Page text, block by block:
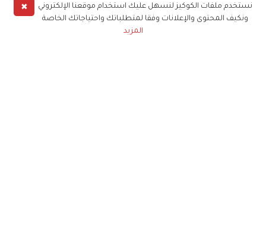
✖
نستخدم ملفات الكوكيز لنسهل عليك استخدام موقعنا الإلكتروني
ونكيف المحتوى والإعلانات وفقا لمتطلباتك واحتياجاتك الخاصة
المزيد